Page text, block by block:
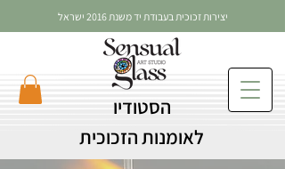
הסטודיו
לאומנות הזכוכית
יצירות זכוכית בעבודת יד משנת 2016 ישראל